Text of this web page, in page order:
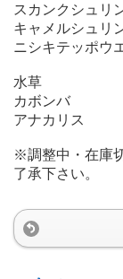
スカンクシュリ
キャメルシュリ
ニシキテッポウ
水草
カボンバ
アナカリス
※調整中・在庫
了承下さい。